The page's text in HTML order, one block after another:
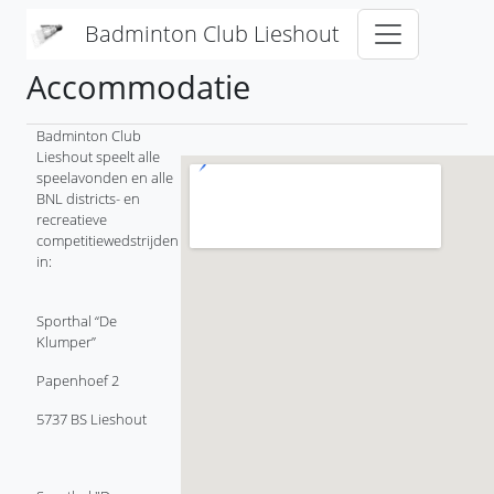
Badminton Club Lieshout
Accommodatie
Badminton Club
Lieshout speelt alle
speelavonden en alle
BNL districts- en
recreatieve
competitiewedstrijden
in:
Sporthal “De
Klumper”
Papenhoef 2
5737 BS Lieshout